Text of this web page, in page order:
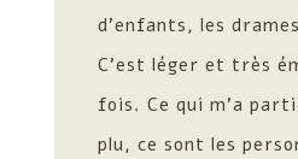
d’enfants, les
C’est léger et très
fois. Ce qui m’a
plu, ce sont les